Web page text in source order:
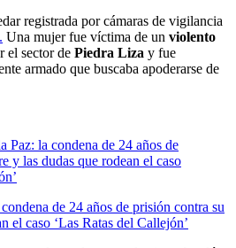
registrada por cámaras de vigilancia
Una mujer fue víctima de un violento
el sector de Piedra Liza y fue
armado que buscaba apoderarse de
de 24 años de prisión contra su
el caso ‘Las Ratas del Callejón’